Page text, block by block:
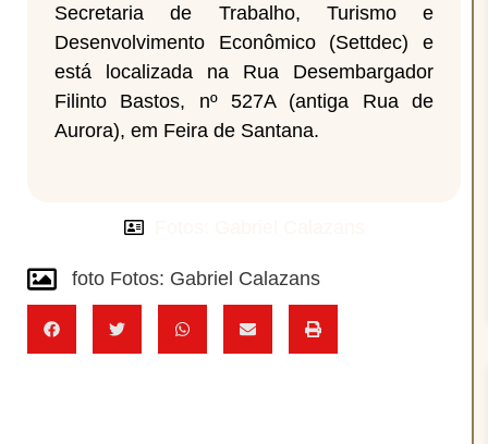
Secretaria de Trabalho, Turismo e
Desenvolvimento Econômico (Settdec) e
está localizada na Rua Desembargador
Filinto Bastos, nº 527A (antiga Rua de
Aurora), em Feira de Santana.
foto Fotos: Gabriel Calazans